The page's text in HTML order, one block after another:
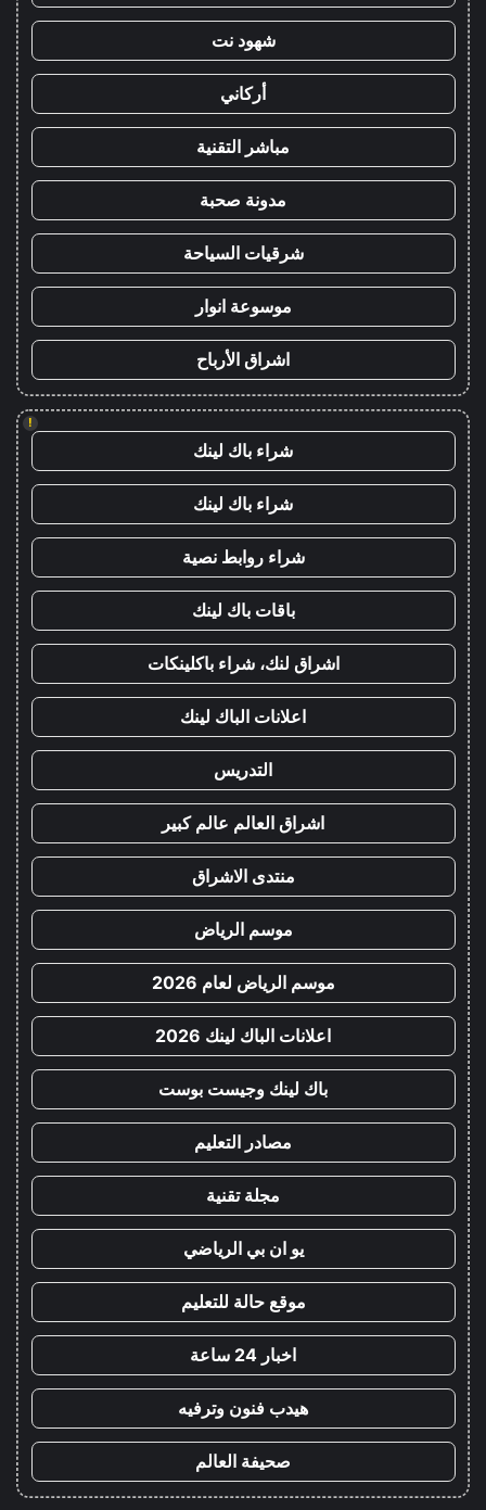
شهود نت
أركاني
مباشر التقنية
مدونة صحبة
شرقيات السياحة
موسوعة انوار
اشراق الأرباح
!
شراء باك لينك
شراء باك لينك
شراء روابط نصية
باقات باك لينك
اشراق لنك، شراء باكلينكات
اعلانات الباك لينك
التدريس
اشراق العالم عالم كبير
منتدى الاشراق
موسم الرياض
موسم الرياض لعام 2026
اعلانات الباك لينك 2026
باك لينك وجيست بوست
مصادر التعليم
مجلة تقنية
يو ان بي الرياضي
موقع حالة للتعليم
اخبار 24 ساعة
هيدب فنون وترفيه
صحيفة العالم